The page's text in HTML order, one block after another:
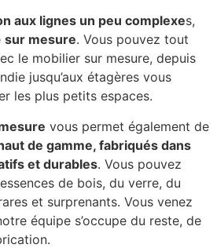
aux lignes un peu complexes,
sur mesure. Vous pouvez tout
le mobilier sur mesure, depuis
jusqu’aux étagères vous
les plus petits espaces.
vous permet également de
de gamme, fabriqués dans
et durables. Vous pouvez
de bois, du verre, du
et surprenants. Vous venez
équipe s’occupe du reste, de